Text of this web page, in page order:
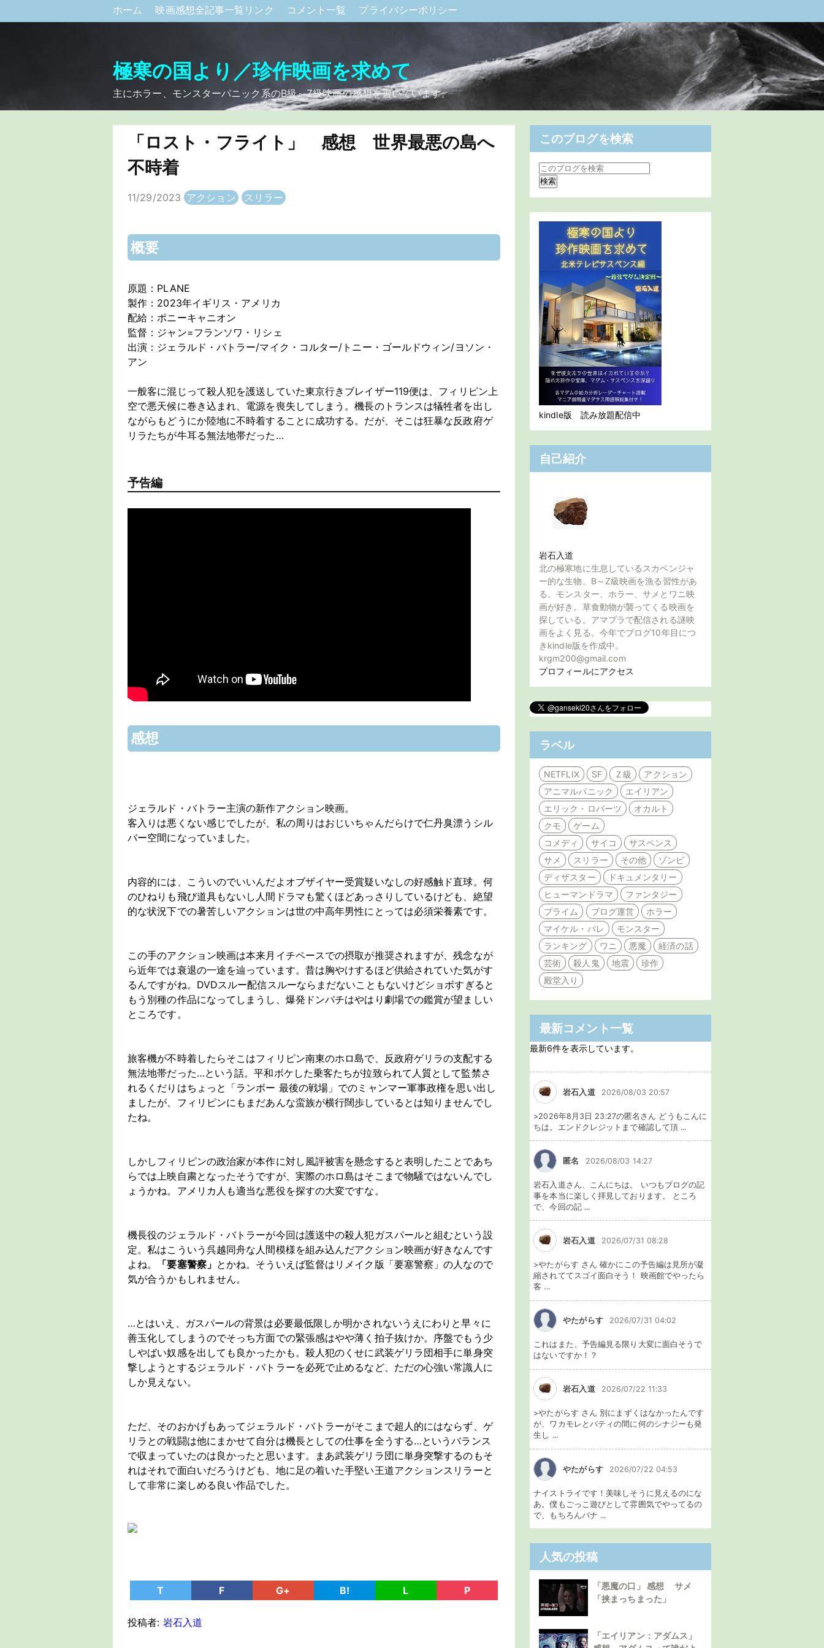
ホーム 映画感想全記事一覧リンク コメント一覧 プライバシーポリシー
極寒の国より／珍作映画を求めて
主にホラー、モンスターパニック系のB級～Z級映画の感想を書いています。
「ロスト・フライト」 感想 世界最悪の島へ
不時着
11/29/2023 アクション スリラー
概要
原題：PLANE
製作：2023年イギリス・アメリカ
配給：ポニーキャニオン
監督：ジャン=フランソワ・リシェ
出演：ジェラルド・バトラー/マイク・コルター/トニー・ゴールドウィン/ヨソン・
アン
一般客に混じって殺人犯を護送していた東京行きブレイザー119便は、フィリピン上
空で悪天候に巻き込まれ、電源を喪失してしまう。機長のトランスは犠牲者を出し
ながらもどうにか陸地に不時着することに成功する。だが、そこは狂暴な反政府ゲ
リラたちが牛耳る無法地帯だった…
予告編
感想
ジェラルド・バトラー主演の新作アクション映画。
客入りは悪くない感じでしたが、私の周りはおじいちゃんだらけで仁丹臭漂うシル
バー空間になっていました。
内容的には、こういのでいいんだよオブザイヤー受賞疑いなしの好感触ド直球。何
のひねりも飛び道具もないし人間ドラマも驚くほどあっさりしているけども、絶望
的な状況下での暑苦しいアクションは世の中高年男性にとっては必須栄養素です。
この手のアクション映画は本来月イチペースでの摂取が推奨されますが、残念なが
ら近年では衰退の一途を辿っています。昔は胸やけするほど供給されていた気がす
るんですがね。DVDスルー配信スルーならまだないこともないけどショボすぎると
もう別種の作品になってしまうし、爆発ドンパチはやはり劇場での鑑賞が望ましい
ところです。
旅客機が不時着したらそこはフィリピン南東のホロ島で、反政府ゲリラの支配する
無法地帯だった…という話。平和ボケした乗客たちが拉致られて人質として監禁さ
れるくだりはちょっと「ランボー 最後の戦場」でのミャンマー軍事政権を思い出し
ましたが、フィリピンにもまだあんな蛮族が横行闊歩しているとは知りませんでし
たね。
しかしフィリピンの政治家が本作に対し風評被害を懸念すると表明したことであち
らでは上映自粛となったそうですが、実際のホロ島はそこまで物騒ではないんでし
ょうかね。アメリカ人も適当な悪役を探すの大変ですな。
機長役のジェラルド・バトラーが今回は護送中の殺人犯ガスパールと組むという設
定。私はこういう呉越同舟な人間模様を組み込んだアクション映画が好きなんです
よね。
「要塞警察」 とかね。そういえば監督はリメイク版「要塞警察」の人なので
気が合うかもしれません。
…とはいえ、ガスパールの背景は必要最低限しか明かされないうえにわりと早々に
善玉化してしまうのでそっち方面での緊張感はやや薄く拍子抜けか。序盤でもう少
しやばい奴感を出しても良かったかも。殺人犯のくせに武装ゲリラ団相手に単身突
撃しようとするジェラルド・バトラーを必死で止めるなど、ただの心強い常識人に
しか見えない。
ただ、そのおかげもあってジェラルド・バトラーがそこまで超人的にはならず、ゲ
リラとの戦闘は他にまかせて自分は機長としての仕事を全うする…というバランス
で収まっていたのは良かったと思います。まあ武装ゲリラ団に単身突撃するのもそ
れはそれで面白いだろうけども、地に足の着いた手堅い王道アクションスリラーと
して非常に楽しめる良い作品でした。
T F G+ B! L P
投稿者: 岩石入道
このブログを検索
kindle版 読み放題配信中
自己紹介
岩石入道
北の極寒地に生息しているスカベンジャ
ー的な生物。B～Z級映画を漁る習性があ
る。モンスター、ホラー、サメとワニ映
画が好き。草食動物が襲ってくる映画を
探している。アマプラで配信される謎映
画をよく見る。今年でブログ10年目につ
きkindle版を作成中。
krgm200@gmail.com
プロフィールにアクセス
ラベル
NETFLIX SF Ｚ級
アクション
アニマルパニック
エイリアン
エリック・ロバーツ
オカルト
クモ
ゲーム
コメディ
サイコ
サスペンス
サメ
スリラー その他
ゾンビ
ディザスター
ドキュメンタリー
ヒューマンドラマ
ファンタジー
プライム
ブログ運営
ホラー
マイケル・パレ
モンスター
ランキング
ワニ 悪魔
経済の話
芸術
殺人鬼 地震
珍作
殿堂入り
最新コメント一覧
最新6件を表示しています。
岩石入道 2026/08/03 20:57
>2026年8月3日 23:27の匿名さん どうもこんに
ちは。エンドクレジットまで確認して頂 ...
匿名 2026/08/03 14:27
岩石入道さん、こんにちは。 いつもブログの記
事を本当に楽しく拝見しております。 ところ
で、今回の記 ...
岩石入道 2026/07/31 08:28
>やたがらす さん 確かにこの予告編は見所が凝
縮されててスゴイ面白そう！ 映画館でやったら
客 ...
やたがらす 2026/07/31 04:02
これはまた、予告編見る限り大変に面白そうで
はないですか！？
岩石入道 2026/07/22 11:33
>やたがらす さん 別にまずくはなかったんです
が、ワカモレとパティの間に何のシナジーも発
生し ...
やたがらす 2026/07/22 04:53
ナイストライです！美味しそうに見えるのにな
あ。僕もごっこ遊びとして雰囲気でやってるの
で、もちろんバナ ...
人気の投稿
「悪魔の口」 感想 サメ
「挟まっちまった」
「エイリアン：アダムス」